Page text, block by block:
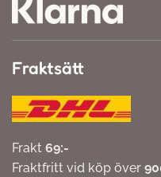
Fraktsätt
Frakt 69:-
Fraktfritt vid köp över